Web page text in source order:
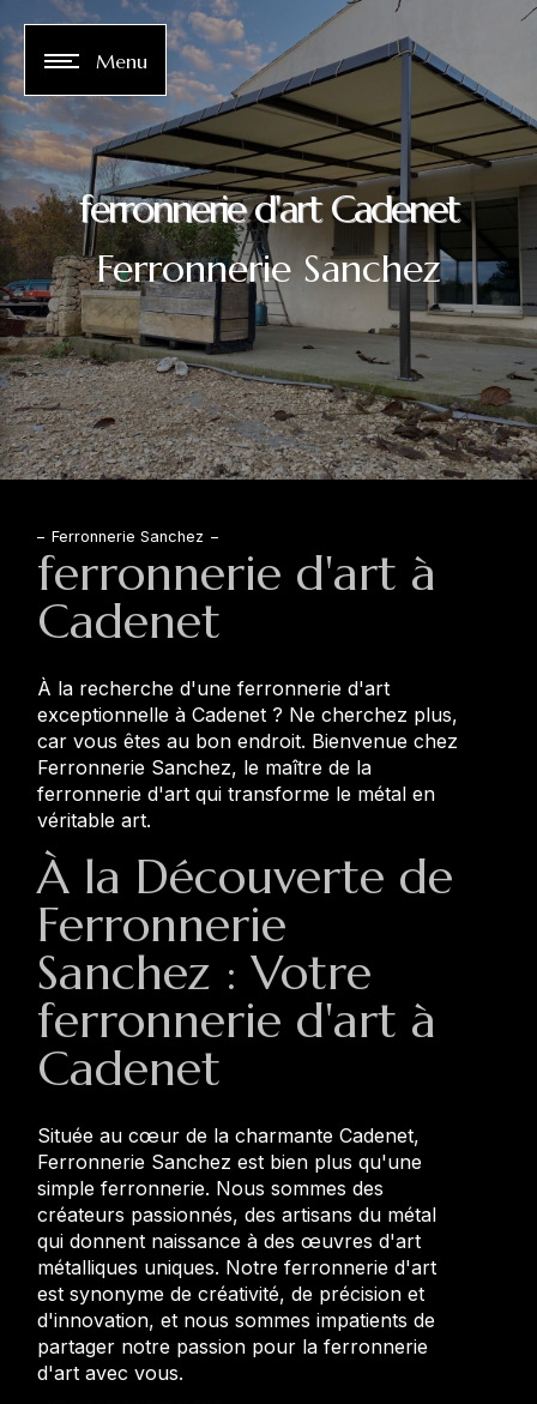
Menu
ferronnerie d'art Cadenet
Ferronnerie Sanchez
Ferronnerie Sanchez
ferronnerie d'art à
Cadenet
À la recherche d'une ferronnerie d'art
exceptionnelle à Cadenet ? Ne cherchez plus,
car vous êtes au bon endroit. Bienvenue chez
Ferronnerie Sanchez, le maître de la
ferronnerie d'art qui transforme le métal en
véritable art.
À la Découverte de
Ferronnerie
Sanchez : Votre
ferronnerie d'art à
Cadenet
Située au cœur de la charmante Cadenet,
Ferronnerie Sanchez est bien plus qu'une
simple ferronnerie. Nous sommes des
créateurs passionnés, des artisans du métal
qui donnent naissance à des œuvres d'art
métalliques uniques. Notre ferronnerie d'art
est synonyme de créativité, de précision et
d'innovation, et nous sommes impatients de
partager notre passion pour la ferronnerie
d'art avec vous.
Panneau de gestion des cookies